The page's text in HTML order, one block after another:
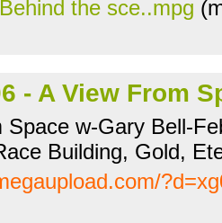
the sce..mpg
- A View From
Space w-Gary Bell-
Building, Gold,